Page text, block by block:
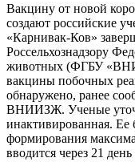
Вакцину от новой
создают российские
«Карнивак-Ков»
Россельхознадзору
животных (ФГБУ
вакцины побочных
обнаружено, ранее
ВНИИЗЖ. Ученые
инактивированная. Ее
формирования
вводится через 21